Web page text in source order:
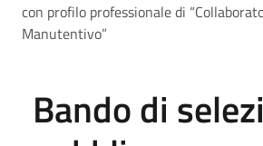
con profilo professionale di
Manutentivo”
Bando di